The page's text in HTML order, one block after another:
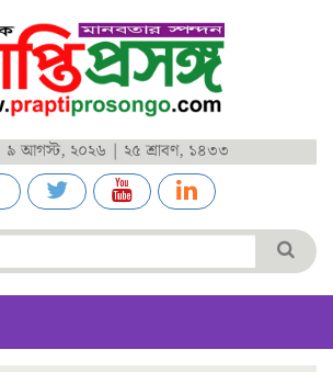
৯ আগস্ট, ২০২৬ | ২৫ শ্রাবণ, ১৪৩৩